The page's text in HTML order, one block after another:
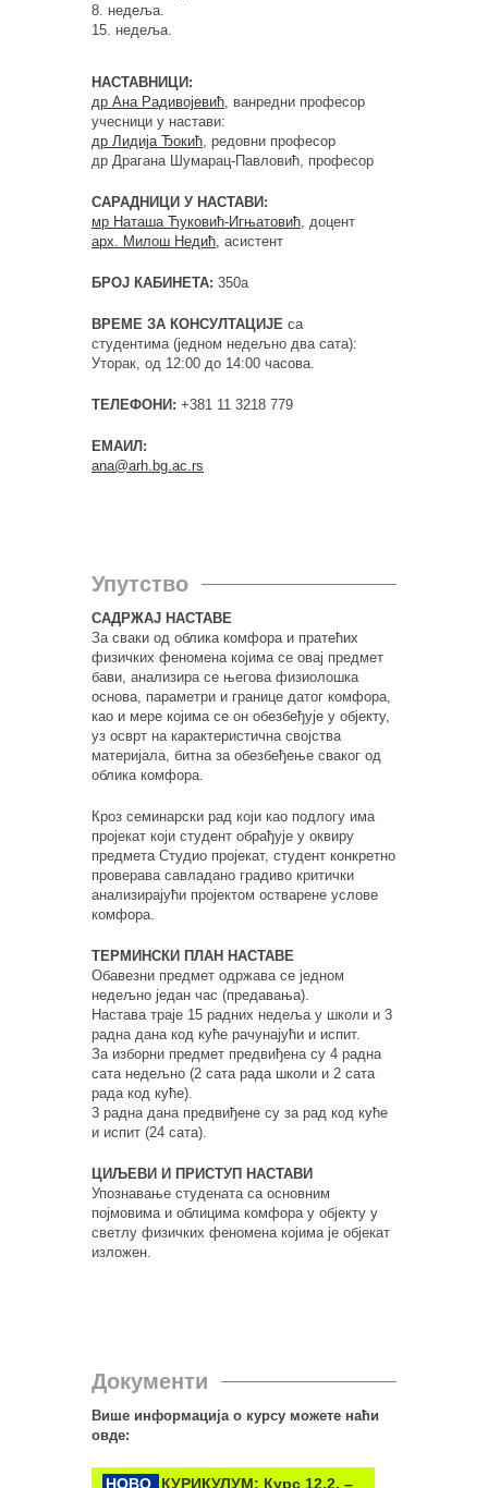
8. недеља.
15. недеља.
НАСТАВНИЦИ:
др Ана Радивојевић, ванредни професор
учесници у настави:
др Лидија Ђокић, редовни професор
др Драгана Шумарац-Павловић, професор
САРАДНИЦИ У НАСТАВИ:
мр Наташа Ћуковић-Игњатовић, доцент
арх. Милош Недић, асистент
БРОЈ КАБИНЕТА: 350а
ВРЕМЕ ЗА КОНСУЛТАЦИЈЕ са
студентима (једном недељно два сата):
Уторак, од 12:00 до 14:00 часова.
ТЕЛЕФОНИ: +381 11 3218 779
ЕМАИЛ:
ana@arh.bg.ac.rs
Упутство
САДРЖАЈ НАСТАВЕ
За сваки од облика комфора и пратећих
физичких феномена којима се овај предмет
бави, анализира се његова физиолошка
основа, параметри и границе датог комфора,
као и мере којима се он обезбеђује у објекту,
уз осврт на карактеристична својства
материјала, битна за обезбеђење сваког од
облика комфора.
Кроз семинарски рад који као подлогу има
пројекат који студент обрађује у оквиру
предмета Студио пројекат, студент конкретно
проверава савладано градиво критички
анализирајући пројектом остварене услове
комфора.
ТЕРМИНСКИ ПЛАН НАСТАВЕ
Обавезни предмет одржава се једном
недељно један час (предавања).
Настава траје 15 радних недеља у школи и 3
радна дана код куће рачунајући и испит.
За изборни предмет предвиђена су 4 радна
сата недељно (2 сата рада школи и 2 сата
рада код куће).
3 радна дана предвиђене су за рад код куће
и испит (24 сата).
ЦИЉЕВИ И ПРИСТУП НАСТАВИ
Упознавање студената са основним
појмовима и облицима комфора у објекту у
светлу физичких феномена којима је објекат
изложен.
Документи
Више информација о курсу можете наћи
овде:
НОВО
КУРИКУЛУМ: Курс 12.2. –